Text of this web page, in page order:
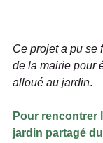
Ce projet a pu se
de la mairie pour
alloué au jardin.
Pour rencontrer
jardin partagé